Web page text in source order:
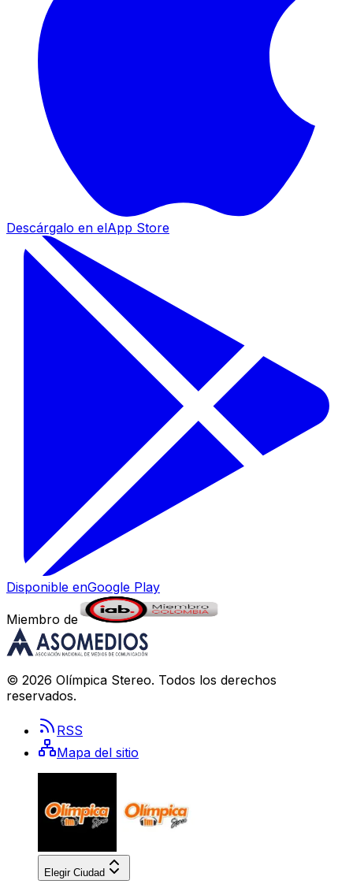
Descárgalo en elApp Store
Disponible enGoogle Play
Miembro de
© 2026 Olímpica Stereo. Todos los derechos
reservados.
RSS
Mapa del sitio
Elegir Ciudad